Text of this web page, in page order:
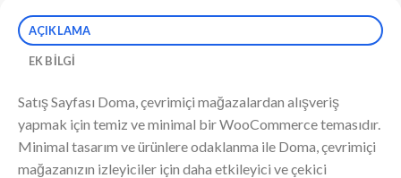
AÇIKLAMA
EK BILGI
Satış Sayfası Doma, çevrimiçi mağazalardan alışveriş
yapmak için temiz ve minimal bir WooCommerce temasıdır.
Minimal tasarım ve ürünlere odaklanma ile Doma, çevrimiçi
mağazanızın izleyiciler için daha etkileyici ve çekici